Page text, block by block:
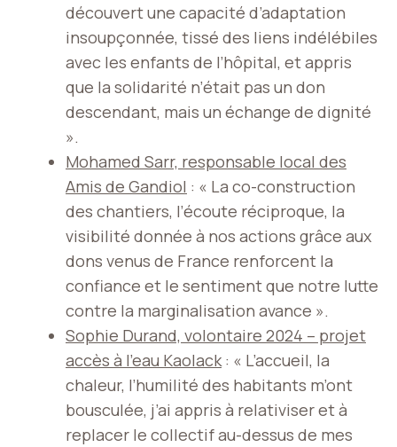
découvert une capacité d’adaptation
insoupçonnée, tissé des liens indélébiles
avec les enfants de l’hôpital, et appris
que la solidarité n’était pas un don
descendant, mais un échange de dignité
».
Mohamed Sarr, responsable local des
Amis de Gandiol : « La co-construction
des chantiers, l’écoute réciproque, la
visibilité donnée à nos actions grâce aux
dons venus de France renforcent la
confiance et le sentiment que notre lutte
contre la marginalisation avance ».
Sophie Durand, volontaire 2024 – projet
accès à l’eau Kaolack: « L’accueil, la
chaleur, l’humilité des habitants m’ont
bousculée, j’ai appris à relativiser et à
replacer le collectif au-dessus de mes